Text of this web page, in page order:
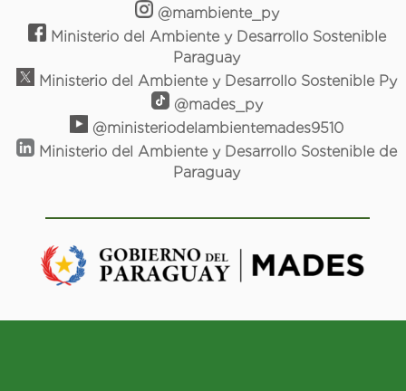
@mambiente_py
Ministerio del Ambiente y Desarrollo Sostenible
Paraguay
Ministerio del Ambiente y Desarrollo Sostenible Py
@mades_py
@ministeriodelambientemades9510
Ministerio del Ambiente y Desarrollo Sostenible de
Paraguay